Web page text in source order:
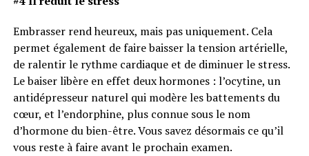
Embrasser rend heureux, mais pas uniquement. Cela
permet également de faire baisser la tension artérielle,
de ralentir le rythme cardiaque et de diminuer le stress.
Le baiser libère en effet deux hormones : l’ocytine, un
antidépresseur naturel qui modère les battements du
cœur, et l’endorphine, plus connue sous le nom
d’hormone du bien-être. Vous savez désormais ce qu’il
vous reste à faire avant le prochain examen.